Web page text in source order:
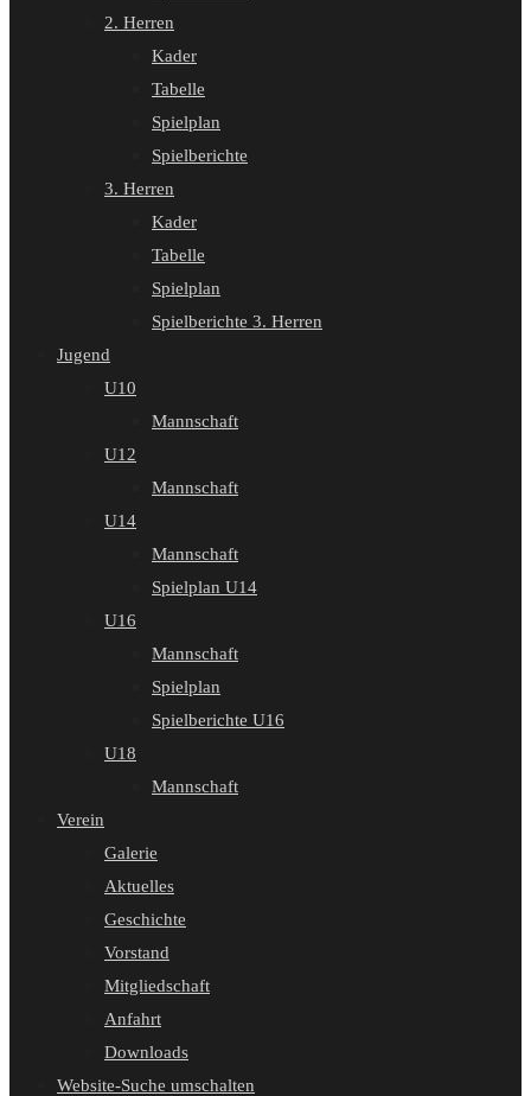
2. Herren
Kader
Tabelle
Spielplan
Spielberichte
3. Herren
Kader
Tabelle
Spielplan
Spielberichte 3. Herren
Jugend
U10
Mannschaft
U12
Mannschaft
U14
Mannschaft
Spielplan U14
U16
Mannschaft
Spielplan
Spielberichte U16
U18
Mannschaft
Verein
Galerie
Aktuelles
Geschichte
Vorstand
Mitgliedschaft
Anfahrt
Downloads
Website-Suche umschalten